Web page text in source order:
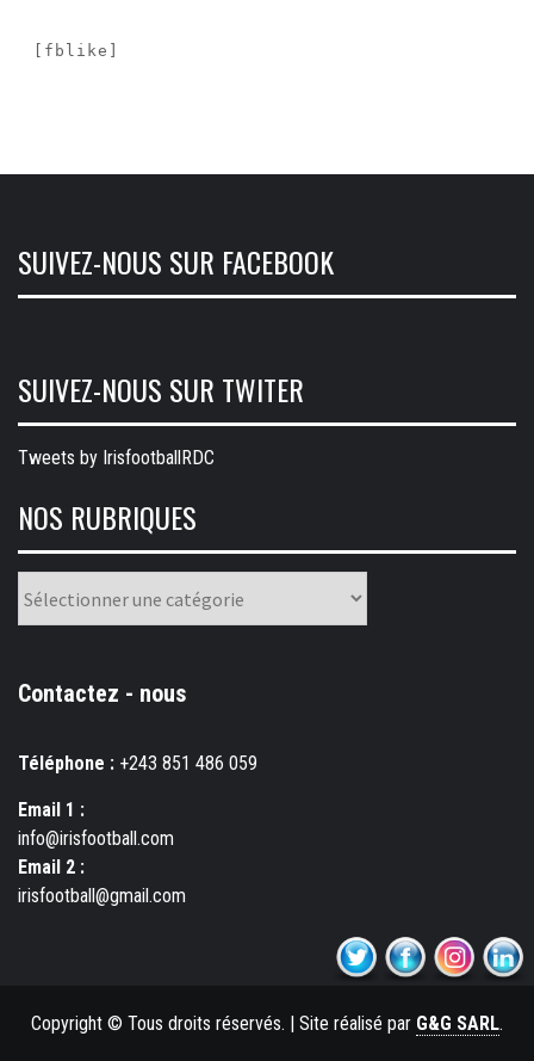
[fblike]
SUIVEZ-NOUS SUR FACEBOOK
SUIVEZ-NOUS SUR TWITER
Tweets by IrisfootballRDC
NOS RUBRIQUES
rubriques
Contactez - nous
Téléphone : +243 851 486 059
Email 1 :
info@irisfootball.com
Email 2 :
irisfootball@gmail.com
Copyright © Tous droits réservés. Site réalisé par G&G SARL.